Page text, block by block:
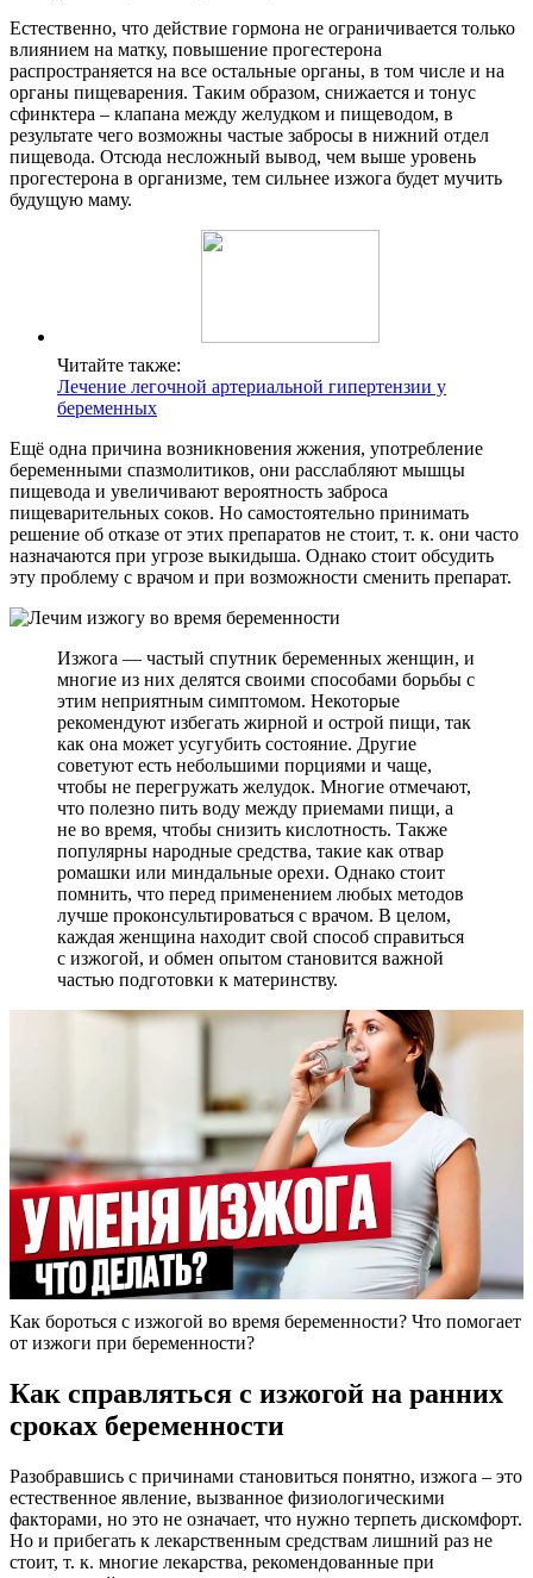
Естественно, что действие гормона не ограничивается только
влиянием на матку, повышение прогестерона
распространяется на все остальные органы, в том числе и на
органы пищеварения. Таким образом, снижается и тонус
сфинктера – клапана между желудком и пищеводом, в
результате чего возможны частые забросы в нижний отдел
пищевода. Отсюда несложный вывод, чем выше уровень
прогестерона в организме, тем сильнее изжога будет мучить
будущую маму.
Читайте также:
Лечение легочной артериальной гипертензии у
беременных
Ещё одна причина возникновения жжения, употребление
беременными спазмолитиков, они расслабляют мышцы
пищевода и увеличивают вероятность заброса
пищеварительных соков. Но самостоятельно принимать
решение об отказе от этих препаратов не стоит, т. к. они часто
назначаются при угрозе выкидыша. Однако стоит обсудить
эту проблему с врачом и при возможности сменить препарат.
Изжога — частый спутник беременных женщин, и
многие из них делятся своими способами борьбы с
этим неприятным симптомом. Некоторые
рекомендуют избегать жирной и острой пищи, так
как она может усугубить состояние. Другие
советуют есть небольшими порциями и чаще,
чтобы не перегружать желудок. Многие отмечают,
что полезно пить воду между приемами пищи, а
не во время, чтобы снизить кислотность. Также
популярны народные средства, такие как отвар
ромашки или миндальные орехи. Однако стоит
помнить, что перед применением любых методов
лучше проконсультироваться с врачом. В целом,
каждая женщина находит свой способ справиться
с изжогой, и обмен опытом становится важной
частью подготовки к материнству.
Как бороться с изжогой во время беременности? Что помогает
от изжоги при беременности?
Как справляться с изжогой на ранних
сроках беременности
Разобравшись с причинами становиться понятно, изжога – это
естественное явление, вызванное физиологическими
факторами, но это не означает, что нужно терпеть дискомфорт.
Но и прибегать к лекарственным средствам лишний раз не
стоит, т. к. многие лекарства, рекомендованные при